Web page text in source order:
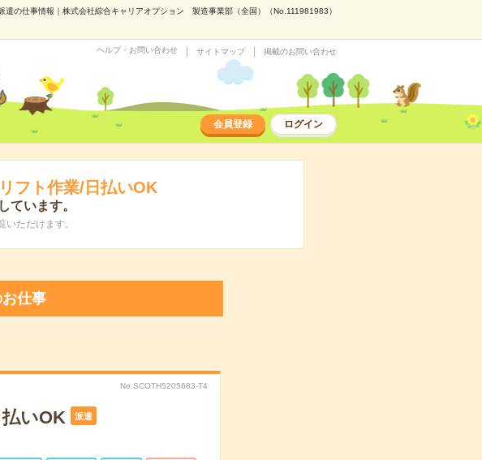
遣の仕事情報｜株式会社綜合キャリアオプション 製造事業部（全国）（No.111981983）
ヘルプ・お問い合わせ サイトマップ 掲載のお問い合わせ
会員登録 ログイン
フト作業/日払いOK
ています。
ただけます。
仕事
No.SCOTH5205683-T4
払いOK 派遣